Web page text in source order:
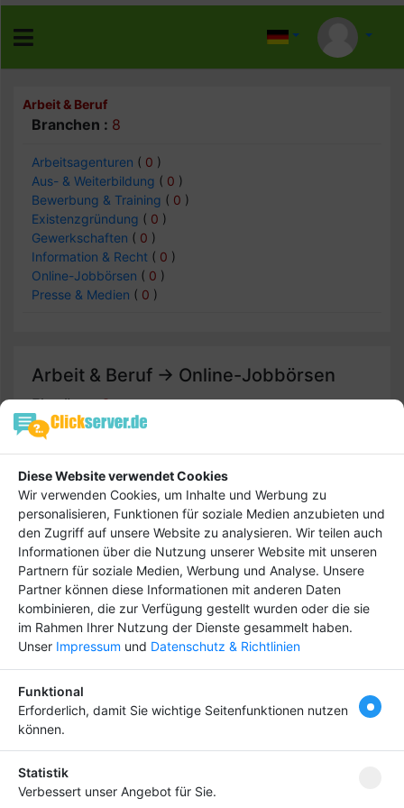
Arbeit & Beruf
Branchen : 8
Arbeitsagenturen ( 0 )
Aus- & Weiterbildung ( 0 )
Bewerbung & Training ( 0 )
Existenzgründung ( 0 )
Gewerkschaften ( 0 )
Information & Recht ( 0 )
Online-Jobbörsen ( 0 )
Presse & Medien ( 0 )
Arbeit & Beruf -> Online-Jobbörsen
Einträge :0
keine Daten
Tipp
Hebe dich ab von
anderen ab und bringe
deinen Firmeneintrag
ganz nach vorn! Dein
Premium-Eintrag schon
ab4,99 €
Bringen Sie Ihr Business nach vorn!
Newsletter abonnieren
Diese Website verwendet Cookies
Wir verwenden Cookies, um Inhalte und Werbung zu
personalisieren, Funktionen für soziale Medien anzubieten und
den Zugriff auf unsere Website zu analysieren. Wir teilen auch
Informationen über die Nutzung unserer Website mit unseren
Partnern für soziale Medien, Werbung und Analyse. Unsere
Partner können diese Informationen mit anderen Daten
kombinieren, die zur Verfügung gestellt wurden oder die sie
im Rahmen Ihrer Nutzung der Dienste gesammelt haben.
Unser Impressum und Datenschutz & Richtlinien
Funktional
Erforderlich, damit Sie wichtige Seitenfunktionen nutzen
können.
Statistik
Verbessert unser Angebot für Sie.